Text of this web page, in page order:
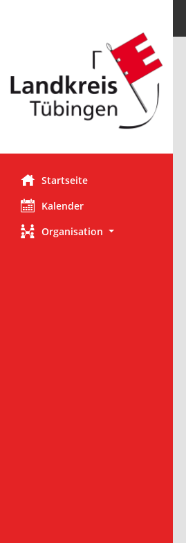
Startseite
Kalender
Organisation